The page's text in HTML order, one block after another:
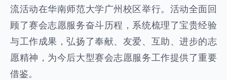
流活动在华南师范大学广州校区举行。活动全面回
顾了赛会志愿服务奋斗历程，系统梳理了宝贵经验
与工作成果，弘扬了奉献、友爱、互助、进步的志
愿精神，为今后大型赛会志愿服务工作提供了重要
借鉴。